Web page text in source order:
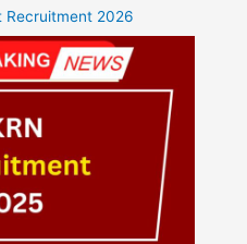
Recruitment 2026